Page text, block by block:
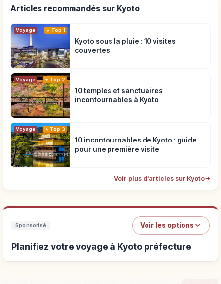
Articles recommandés sur Kyoto
Voyage Top 1
Kyoto sous la pluie : 10 visites
couvertes
Voyage Top 2
10 temples et sanctuaires
incontournables à Kyoto
Voyage Top 3
10 incontournables de Kyoto : guide
pour une première visite
Voir plus d'articles sur Kyoto→
Sponsorisé Voir les options
Planifiez votre voyage à Kyoto préfecture